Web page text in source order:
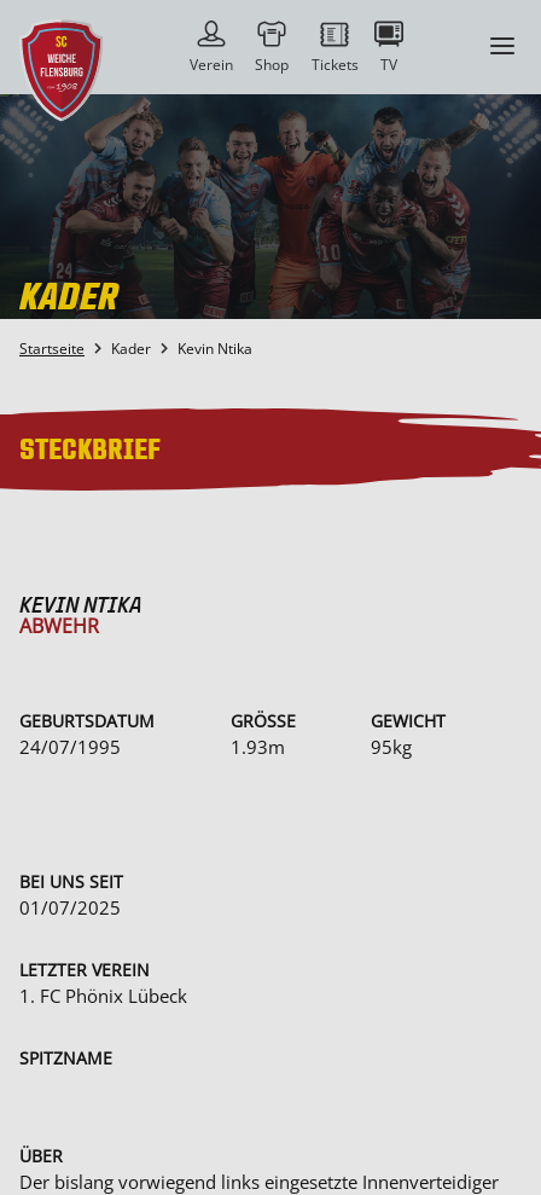
Verein Shop Tickets TV a
KADER
Startseite  Kader  Kevin Ntika
STECKBRIEF
KEVIN NTIKA
ABWEHR
GEBURTSDATUM
24/07/1995
GRÖSSE
1.93m
GEWICHT
95kg
BEI UNS SEIT
01/07/2025
LETZTER VEREIN
1. FC Phönix Lübeck
SPITZNAME
ÜBER
Der bislang vorwiegend links eingesetzte Innenverteidiger